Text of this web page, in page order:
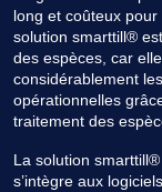
long et coûteux
solution smarttill®
des espèces, car
considérablement
opérationnelles
traitement des
La solution
s’intègre aux